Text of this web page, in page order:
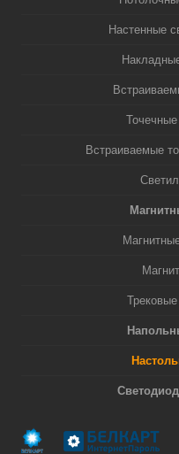
Настенные
Встраиваемые